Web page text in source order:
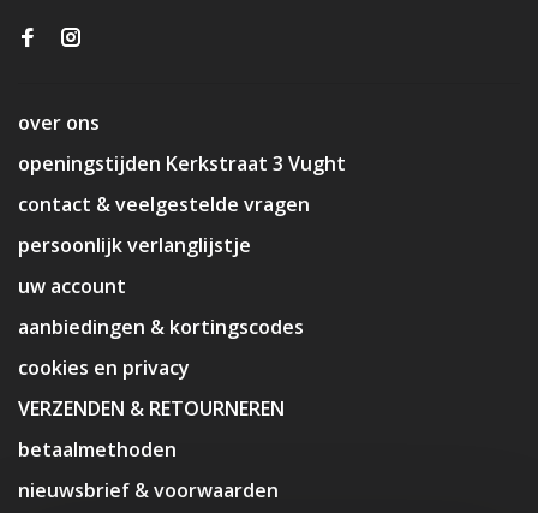
over ons
openingstijden Kerkstraat 3 Vught
contact & veelgestelde vragen
persoonlijk verlanglijstje
uw account
aanbiedingen & kortingscodes
cookies en privacy
VERZENDEN & RETOURNEREN
betaalmethoden
nieuwsbrief & voorwaarden